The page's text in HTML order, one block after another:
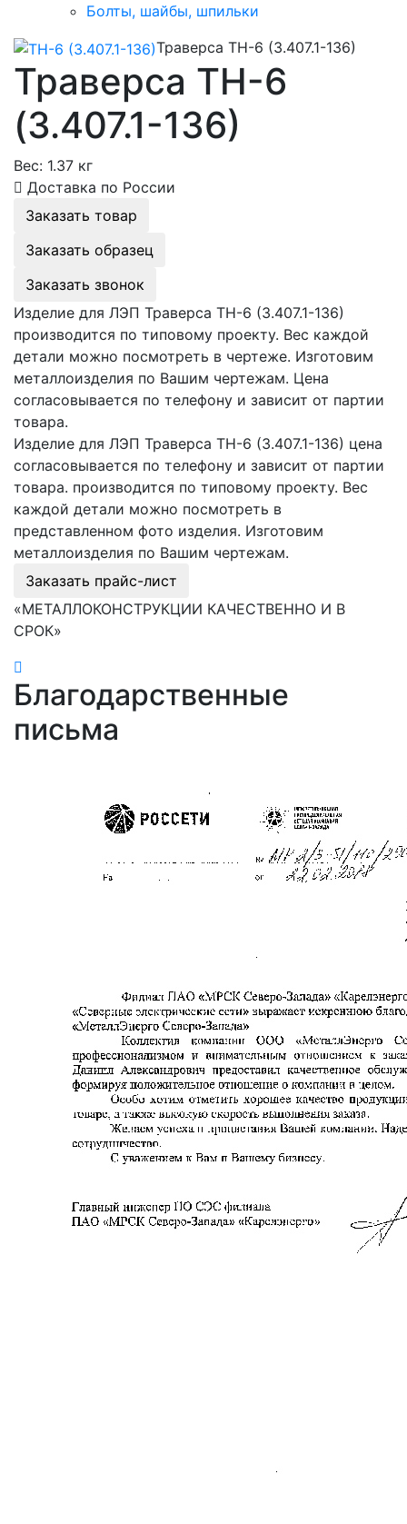
Болты, шайбы, шпильки
Траверса ТН-6 (3.407.1-136)
Траверса ТН-6
(3.407.1-136)
Вес: 1.37 кг
Доставка по России
Заказать товар
Заказать образец
Заказать звонок
Изделие для ЛЭП Траверса ТН-6 (3.407.1-136)
производится по типовому проекту. Вес каждой
детали можно посмотреть в чертеже. Изготовим
металлоизделия по Вашим чертежам. Цена
согласовывается по телефону и зависит от партии
товара.
Изделие для ЛЭП Траверса ТН-6 (3.407.1-136) цена
согласовывается по телефону и зависит от партии
товара. производится по типовому проекту. Вес
каждой детали можно посмотреть в
представленном фото изделия. Изготовим
металлоизделия по Вашим чертежам.
Заказать прайс-лист
«МЕТАЛЛОКОНСТРУКЦИИ КАЧЕСТВЕННО И В
СРОК»
Благодарственные
письма